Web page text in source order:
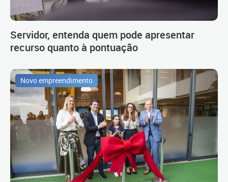
Servidor, entenda quem pode apresentar
recurso quanto à pontuação
Novo empreendimento